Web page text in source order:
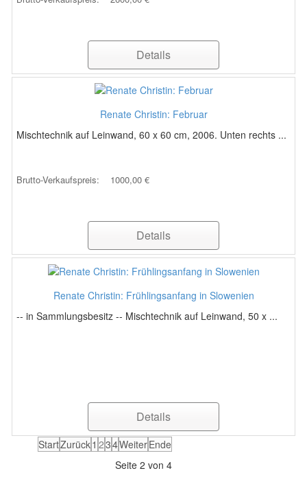
Details
Renate Christin: Februar
Mischtechnik auf Leinwand, 60 x 60 cm, 2006. Unten rechts ...
Brutto-Verkaufspreis: 1000,00 €
Details
Renate Christin: Frühlingsanfang in Slowenien
-- in Sammlungsbesitz -- Mischtechnik auf Leinwand, 50 x ...
Details
StartZurück1 234WeiterEnde
Seite 2 von 4